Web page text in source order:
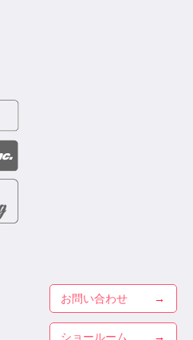
お問い合わせ
ショールーム